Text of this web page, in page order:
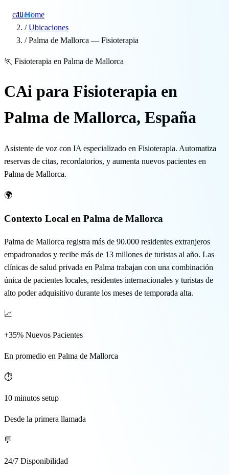
callcai
Precios
Integraciones
Demo →
Home
/ Ubicaciones
/ Palma de Mallorca — Fisioterapia
🏃 Fisioterapia en Palma de Mallorca
CAi para Fisioterapia en
Palma de Mallorca, España
Asistente de voz con IA especializado en Fisioterapia. Automatiza
reservas de citas, recordatorios, y aumenta nuevos pacientes en
Palma de Mallorca.
🌍
Contexto Local en Palma de Mallorca
Palma de Mallorca registra más de 90.000 residentes extranjeros
empadronados y recibe más de 13 millones de turistas al año. Las
clínicas de salud privada en Palma trabajan con una combinación
única de pacientes locales, residentes internacionales y turistas de
alto poder adquisitivo durante los meses de temporada alta.
📈
+35% Nuevos Pacientes
En promedio en Palma de Mallorca
⏱️
10 minutos setup
Desde la primera llamada
💬
24/7 Disponibilidad